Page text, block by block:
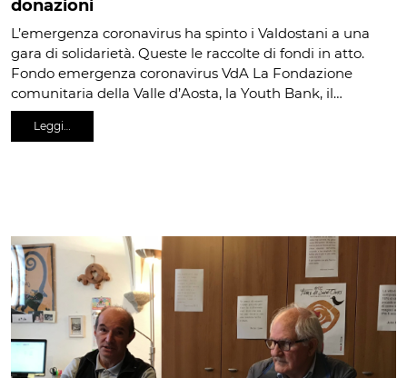
donazioni
L’emergenza coronavirus ha spinto i Valdostani a una
gara di solidarietà. Queste le raccolte di fondi in atto.
Fondo emergenza coronavirus VdA La Fondazione
comunitaria della Valle d’Aosta, la Youth Bank, il…
Leggi…